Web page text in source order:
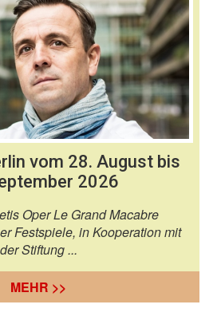
vom 28. August bis
2026
Oper Le Grand Macabre
Festspiele, in Kooperation mit
der Stiftung ...
MEHR >>